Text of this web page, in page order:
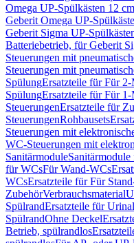
Omega UP-Spülkästen 12 cm
Geberit Omega UP-
Geberit Sigma UP-
Batteriebetrieb, für Geberit
Steuerungen mit
Steuerungen mit
SpülungErsatzteile für Für
SpülungErsatzteile für Für
SteuerungenErsatzteile für
SteuerungenRohbausets
Steuerungen mit
WC-Steuerungen mit
Sanitärmodule
für WCsFür Wand-WCs
WCsErsatzteile für Für
ZubehörVerbrauchsmaterial
SpülrandErsatzteile für
SpülrandOhne Deckel
Betrieb, spülrandlos